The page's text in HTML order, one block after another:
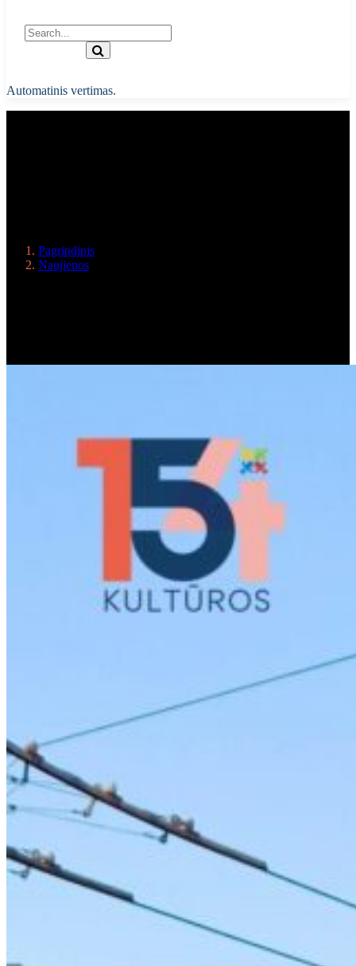
Automatinis vertimas.
Pagrindinis
Naujienos